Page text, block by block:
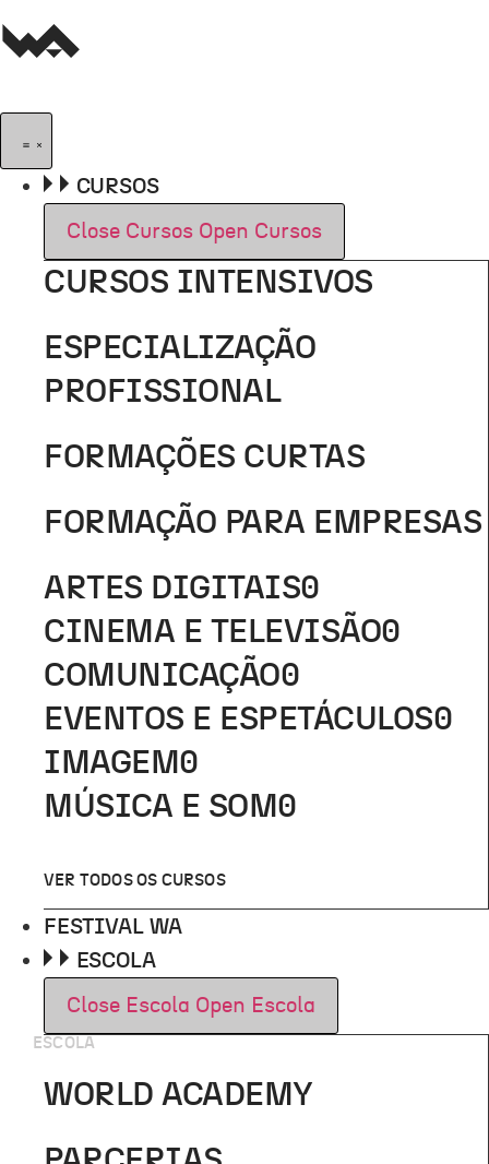
para
conteúdo
CURSOS
Close Cursos Open Cursos
CURSOS INTENSIVOS
ESPECIALIZAÇÃO
PROFISSIONAL
FORMAÇÕES CURTAS
FORMAÇÃO PARA EMPRESAS
ARTES DIGITAIS0
CINEMA E TELEVISÃO0
COMUNICAÇÃO0
EVENTOS E ESPETÁCULOS0
IMAGEM 0
MÚSICA E SOM 0
VER TODOS OS CURSOS
FESTIVAL WA
ESCOLA
Close Escola Open Escola
ESCOLA
WORLD ACADEMY